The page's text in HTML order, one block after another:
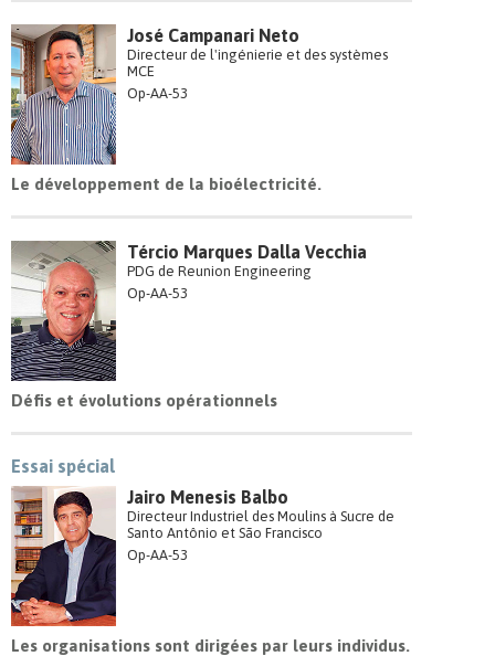
José Campanari Neto
Directeur de l'ingénierie et des systèmes
MCE
Op-AA-53
Le développement de la bioélectricité.
Tércio Marques Dalla Vecchia
PDG de Reunion Engineering
Op-AA-53
Défis et évolutions opérationnels
Essai spécial
Jairo Menesis Balbo
Directeur Industriel des Moulins à Sucre de
Santo Antônio et São Francisco
Op-AA-53
Les organisations sont dirigées par leurs individus.